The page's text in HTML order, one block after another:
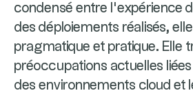
condensé entre l’expérience
des déploiements réalisés,
pragmatique et pratique. Elle
préoccupations actuelles
des environnements cloud et